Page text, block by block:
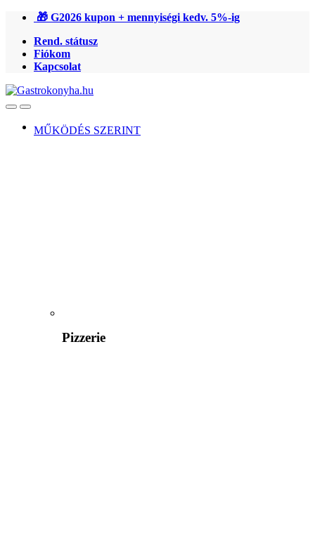
Ugrás
navigációhoz
Ugrás
tartalomra
🎁 G2026 kupon + mennyiségi kedv. 5%-ig
Rend. státusz
Fiókom
Kapcsolat
OpenClose
MŰKÖDÉS SZERINT
Pizzerie